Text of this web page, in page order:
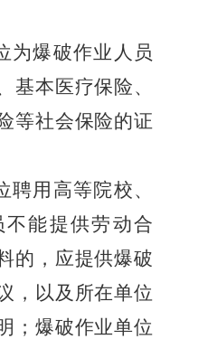
为爆破作业人员
基本医疗保险、
等社会保险的证
聘用高等院校、
能提供劳动合
的，应提供爆破
，以及所在单位
；爆破作业单位